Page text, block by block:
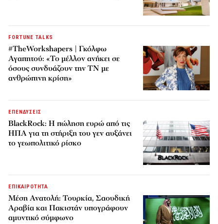
FORTUNE TALKS
#TheWorkshapers | Γκόλφω
Αγαπητού: «Το μέλλον ανήκει σε
όσους συνδυάζουν την ΤΝ με
ανθρώπινη κρίση»
ΕΠΕΝΔΥΣΕΙΣ
BlackRock: Η πώληση ευρώ από τις
ΗΠΑ για τη στήριξη του γεν αυξάνει
το γεωπολιτικό ρίσκο
ΕΠΙΚΑΙΡΟΤΗΤΑ
Μέση Ανατολή: Τουρκία, Σαουδική
Αραβία και Πακιστάν υπογράφουν
αμυντικό σύμφωνο